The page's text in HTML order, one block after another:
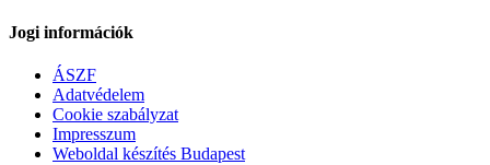
Jogi információk
ÁSZF
Adatvédelem
Cookie szabályzat
Impresszum
Weboldal készítés Budapest